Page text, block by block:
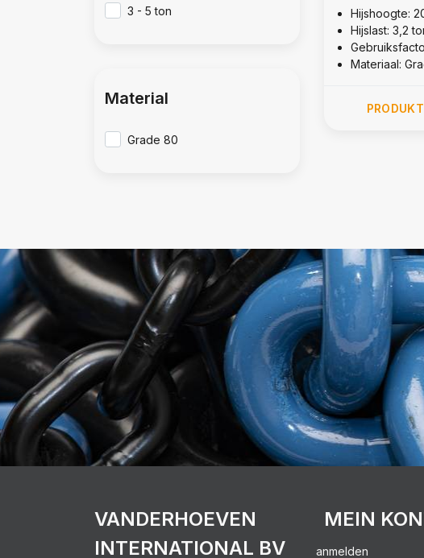
Hijshoogte:
Hijslast: 3,2
Materiaal:
3 - 5 ton
Material
Grade 80
VANDERHOEVEN
INTERNATIONAL BV
MEIN
anmelden